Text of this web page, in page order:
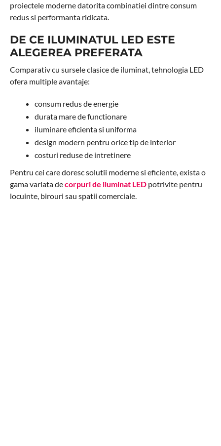
proiectele moderne datorita combinatiei dintre consum
redus si performanta ridicata.
DE CE ILUMINATUL LED ESTE
ALEGEREA PREFERATA
Comparativ cu sursele clasice de iluminat, tehnologia LED
ofera multiple avantaje:
consum redus de energie
durata mare de functionare
iluminare eficienta si uniforma
design modern pentru orice tip de interior
costuri reduse de intretinere
Pentru cei care doresc solutii moderne si eficiente, exista o
gama variata decorpuri de iluminat LEDpotrivite pentru
locuinte, birouri sau spatii comerciale.